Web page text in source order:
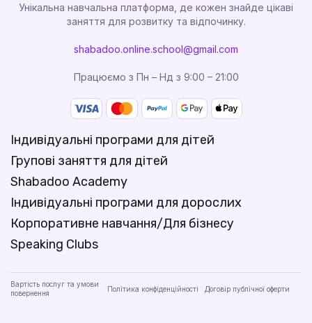
Унікальна навчальна платформа, де кожен знайде цікаві
заняття для розвитку та відпочинку.
shabadoo.online.school@gmail.com
Працюємо з Пн – Нд з 9:00 – 21:00
Індивідуальні програми для дітей
Групові заняття для дітей
Shabadoo Academy
Індивідуальні програми для дорослих
Корпоративне навчання/Для бізнесу
Speaking Clubs
Вартість послуг та умови
повернення
Політика конфіденційності Договір публічної оферти